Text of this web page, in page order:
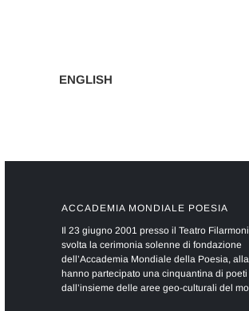
ENGLISH
ACCADEMIA MONDIALE POESIA
Il 23 giugno 2001 presso il Teatro
svolta la cerimonia solenne di fondazione
dell’Accademia Mondiale della Poesia,
hanno partecipato una cinquantina di
dall’insieme delle aree geo-culturali del